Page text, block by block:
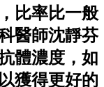
比率比一般
醫師沈靜芬
體濃度，如
獲得更好的